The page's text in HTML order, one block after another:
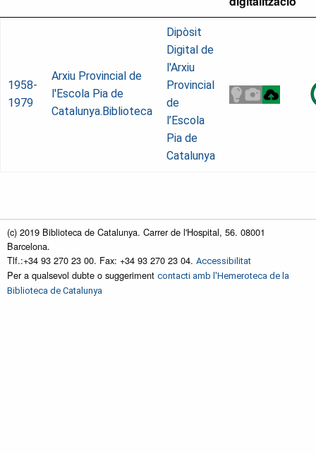
1958-
1979
Arxiu Provincial de
l'Escola Pia de
Catalunya.Biblioteca
Dipòsit
Digital de
l'Arxiu
Provincial
de
l’Escola
Pia de
Catalunya
(c) 2019 Biblioteca de Catalunya. Carrer de l'Hospital, 56. 08001
Barcelona.
Tlf.:+34 93 270 23 00. Fax: +34 93 270 23 04. Accessibilitat
Per a qualsevol dubte o suggeriment contacti amb l'Hemeroteca de la
Biblioteca de Catalunya